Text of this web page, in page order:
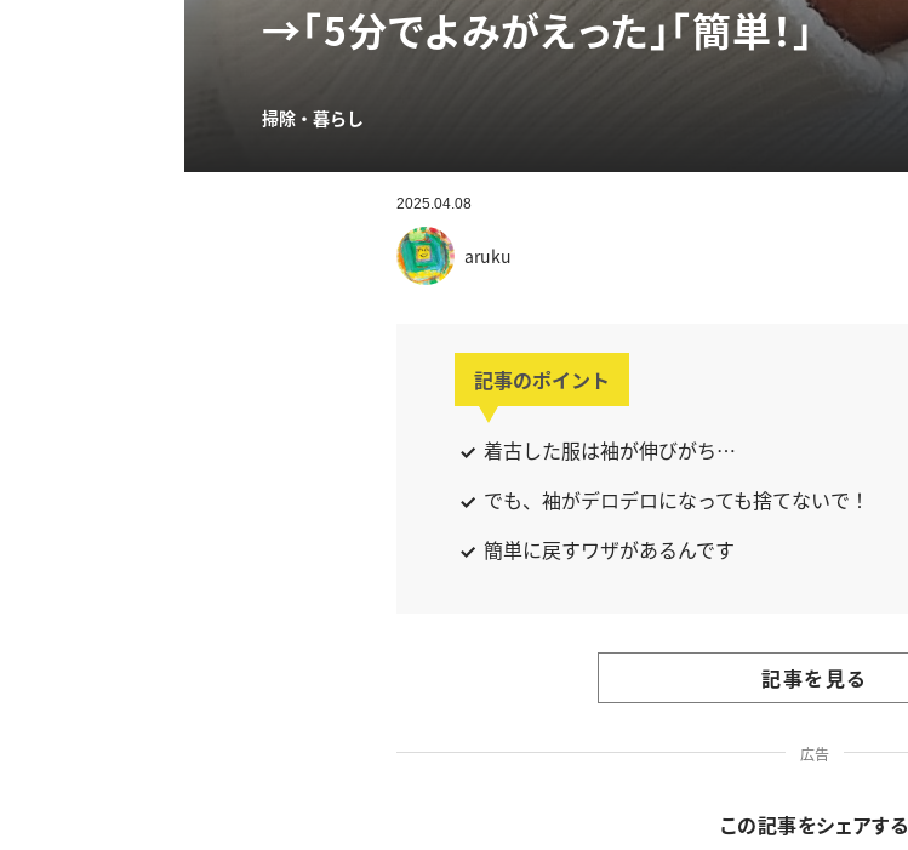
→「5分でよみがえった」「簡単！」
掃除・暮らし
2025.04.08
aruku
記事のポイント
着古した服は袖が伸びがち…
でも、袖がデロデロになっても捨てないで！
簡単に戻すワザがあるんです
記事を見る
広告
この記事をシェアする